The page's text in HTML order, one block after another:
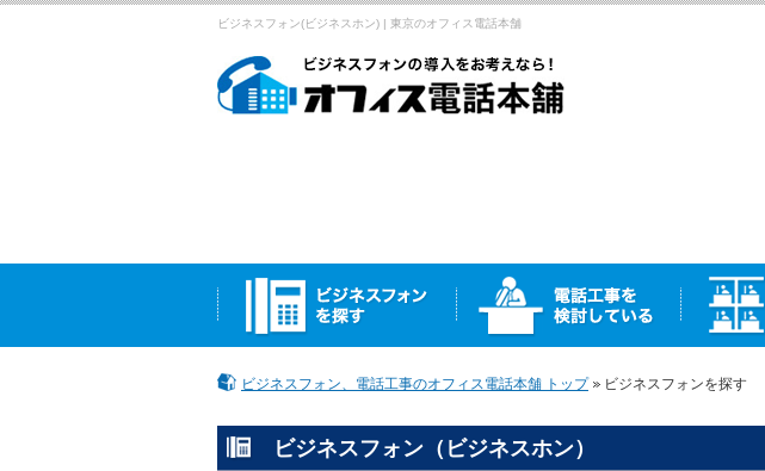
ビジネスフォン(ビジネスホン) | 東京のオフィス電話本舗
ビジネスフォン、電話工事のオフィス電話本舗 トップ ビジネスフォンを探す
ビジネスフォン（ビジネスホン）